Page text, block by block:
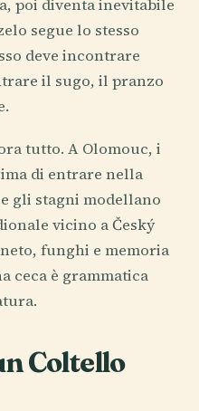
poi diventa inevitabile
segue lo stesso
deve incontrare
il sugo, il pranzo
tutto. A Olomouc, i
di entrare nella
gli stagni modellano
vicino a Český
funghi e memoria
ceca è grammatica
Coltello